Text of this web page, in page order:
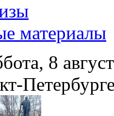
материалы
8